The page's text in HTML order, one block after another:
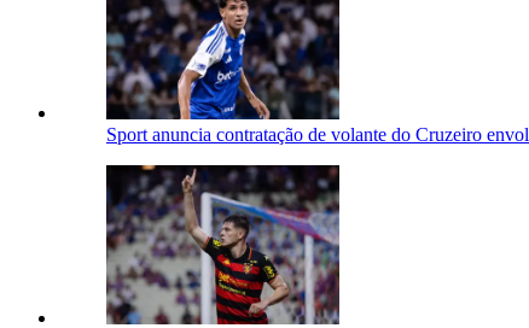
Sport anuncia contratação de volante do Cruzeiro